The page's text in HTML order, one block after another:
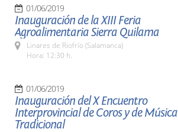
01/06/2019
Inauguración de la XIII Feria
Agroalimentaria Sierra Quilama
Linares de Riofrío (Salamanca)
Hora: 12:30 h.
01/06/2019
Inauguración del X Encuentro
Interprovincial de Coros y de Música
Tradicional